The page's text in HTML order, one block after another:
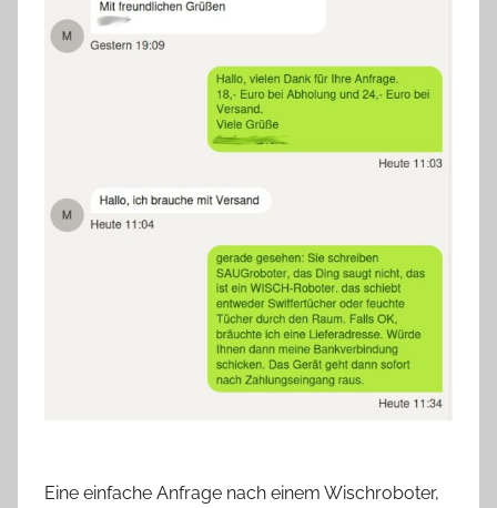
Eine einfache Anfrage nach einem Wischroboter,